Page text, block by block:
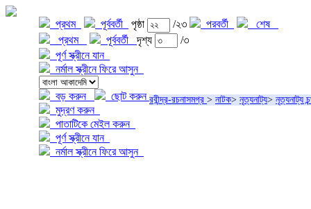
প্রথম পূর্ববর্তী পৃষ্ঠা /২৩ পরবর্তী
শেষ
প্রথম
পূর্ববর্তী দৃশ্য
/৩
পূর্ণ স্ক্রীনে যান
নর্মাল স্ক্রীনে ফিরে আসুন
বড় করুন
ছোট করুন
মুদ্রণ করুন
পাতাটিকে মেইল করুন
পূর্ণ স্ক্রীনে যান
নর্মাল স্ক্রীনে ফিরে আসুন
রবীন্দ্র-রচনাসমগ্র > নাটক> নৃত্যনাট্য> নৃত্যনাট্য